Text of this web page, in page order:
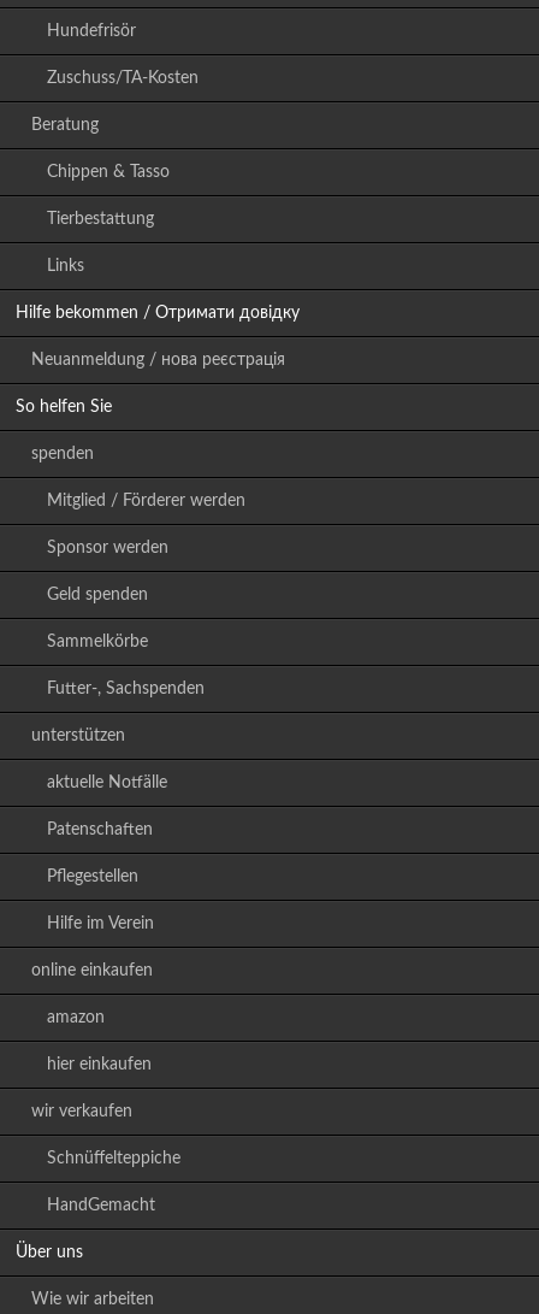
Hundefrisör
Zuschuss/TA-Kosten
Beratung
Chippen & Tasso
Tierbestattung
Links
Hilfe bekommen / Отримати довідку
Neuanmeldung / нова реєстрація
So helfen Sie
spenden
Mitglied / Förderer werden
Sponsor werden
Geld spenden
Sammelkörbe
Futter-, Sachspenden
unterstützen
aktuelle Notfälle
Patenschaften
Pflegestellen
Hilfe im Verein
online einkaufen
amazon
hier einkaufen
wir verkaufen
Schnüffelteppiche
HandGemacht
Über uns
Wie wir arbeiten